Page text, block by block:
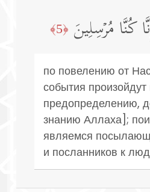
كُنَّا مُرۡسِلِینَ ﴿5﴾
по повелению от
события произойдут
предопределению,
знанию Аллаха];
являемся
и посланников к